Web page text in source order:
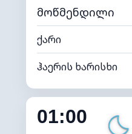
მოწმენდილი
ქარი
ჰაერის ხარისხი
შიდა ტენიანობა
ნამის წერტილი
01:00